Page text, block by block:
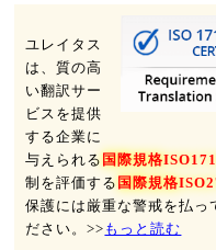
ユレイタス
は、質の高
い翻訳サー
ビスを提供
する企業に
与えられる 国際規格
制を評価する 国際規格
保護には厳重な警戒を払っ
ださい。>> もっと読む